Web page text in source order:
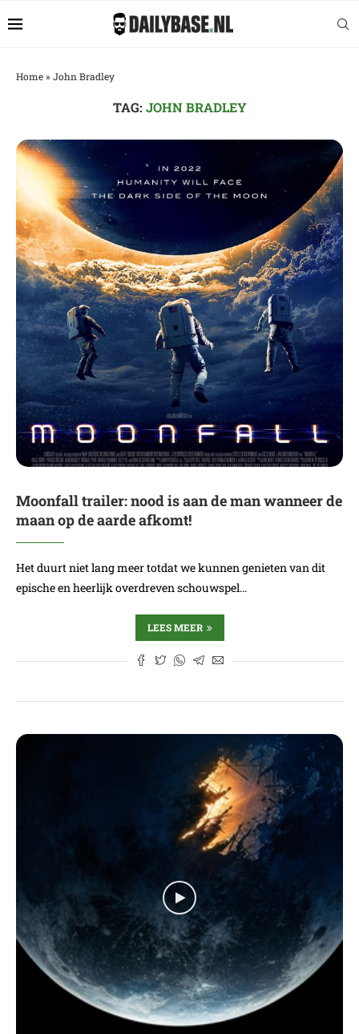
Home» John Bradley
TAG: JOHN BRADLEY
Moonfall trailer: nood is aan de man wanneer de
maan op de aarde afkomt!
Het duurt niet lang meer totdat we kunnen genieten van dit
epische en heerlijk overdreven schouwspel…
LEES MEER